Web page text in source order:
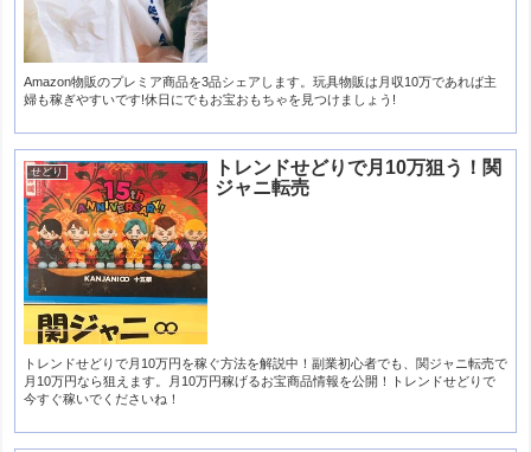
Amazon物販のプレミア商品を3品シェアします。玩具物販は月収10万であれば主
婦も稼ぎやすいです!休日にでもお宝おもちゃを見つけましょう!
せどり
トレンドせどりで月10万狙う！関
ジャニ転売
トレンドせどりで月10万円を稼ぐ方法を解説中！副業初心者でも、関ジャニ転売で
月10万円なら狙えます。月10万円稼げるお宝商品情報を公開！トレンドせどりで
今すぐ稼いでくださいね！